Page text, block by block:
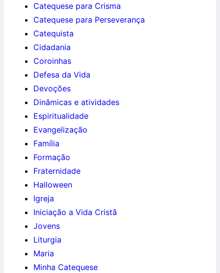
Catequese para Crisma
Catequese para Perseverança
Catequista
Cidadania
Coroinhas
Defesa da Vida
Devoções
Dinâmicas e atividades
Espiritualidade
Evangelização
Família
Formação
Fraternidade
Halloween
Igreja
Iniciação a Vida Cristã
Jovens
Liturgia
Maria
Minha Catequese